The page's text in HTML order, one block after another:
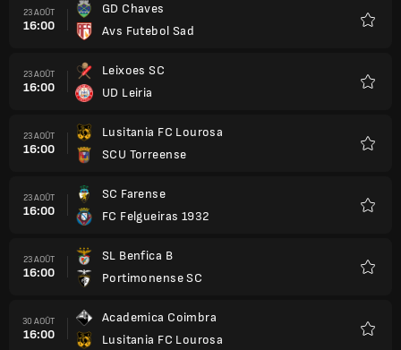
23 AOÛT
16:00
GD Chaves
Avs Futebol Sad
23 AOÛT
16:00
Leixoes SC
UD Leiria
23 AOÛT
16:00
Lusitania FC Lourosa
SCU Torreense
23 AOÛT
16:00
SC Farense
FC Felgueiras 1932
23 AOÛT
16:00
SL Benfica B
Portimonense SC
30 AOÛT
16:00
Academica Coimbra
Lusitania FC Lourosa